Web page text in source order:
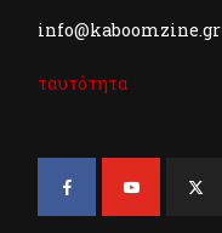
info@kaboomzine.gr
ταυτότητα